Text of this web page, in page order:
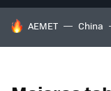
HOY SE HABLA DE
AEMET China